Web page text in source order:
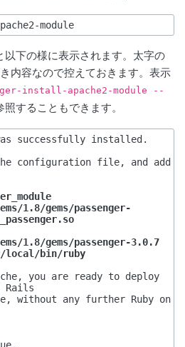
以下の様に表示されます。太字の
内容なので控えておきます。表示
install-apache2-module --
することもできます。
successfully installed.
configuration file, and add
1.8/gems/passenger-
1.8/gems/passenger-3.0.7
you are ready to deploy
Rails
without any further Ruby on